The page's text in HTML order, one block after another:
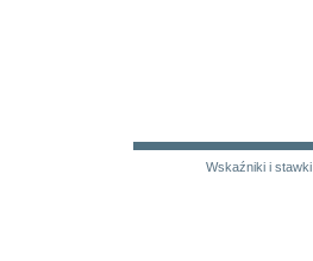
Wskaźniki i stawki